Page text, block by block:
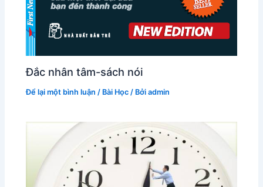
Đắc nhân tâm-sách nói
Để lại một bình luận / Bài Học / Bởiadmin